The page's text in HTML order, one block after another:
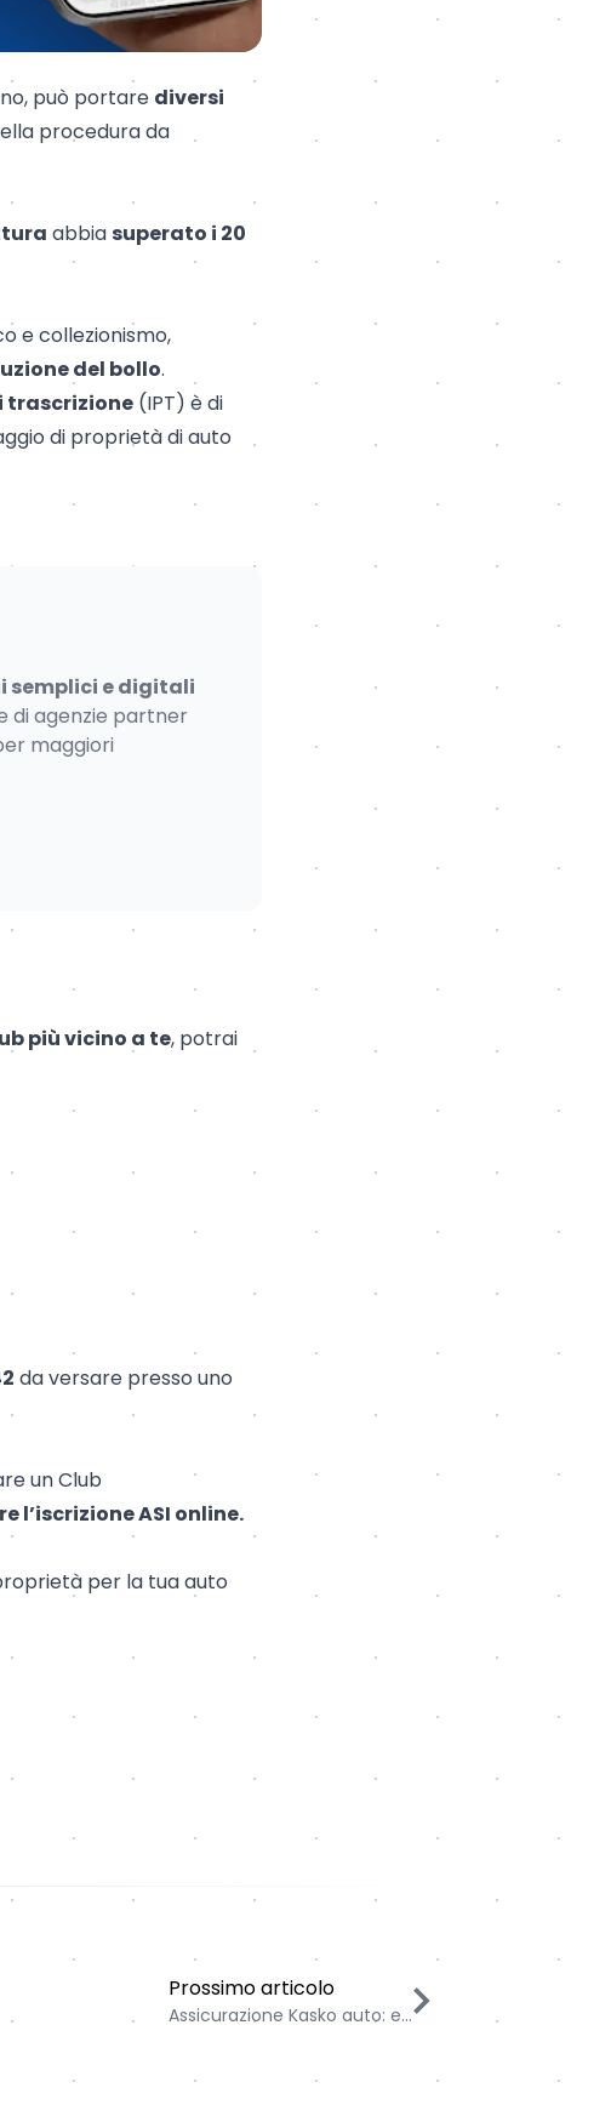
può portare diversi
procedura da
abbia superato i 20
e collezionismo,
del bollo.
trascrizione (IPT) è di
di proprietà di auto
semplici e digitali
di agenzie partner
maggiori
più vicino a te, potrai
da versare presso uno
un Club
l’iscrizione ASI online.
per la tua auto
Assicurazione Kasko auto: ecco la formula
Prossimo articolo
Assicurazione Kasko auto: e...